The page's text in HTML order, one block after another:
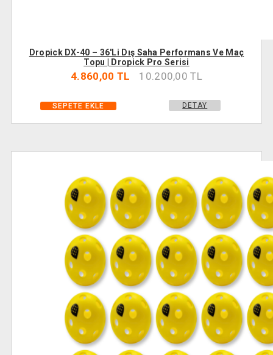
Dropick DX-40 – 36'li Dış Saha Performans Ve Maç
Topu | Dropick Pro Serisi
4.860,00 TL 10.200,00 TL
SEPETE EKLE DETAY